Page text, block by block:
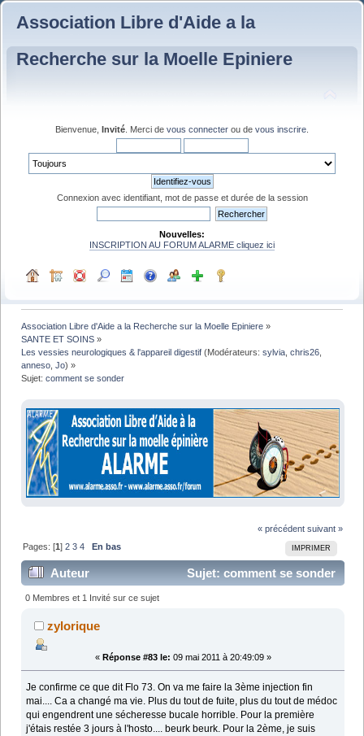
Association Libre d'Aide a la
Recherche sur la Moelle Epiniere
Bienvenue, Invité . Merci de vous connecter ou de vous inscrire
Connexion avec identifiant, mot de passe et durée de la session
Nouvelles:
INSCRIPTION AU FORUM ALARME cliquez ici
Association Libre d'Aide a la Recherche sur la Moelle Epiniere »
SANTE ET SOINS »
Les vessies neurologiques & l'appareil digestif (Modérateurs:sylvia ,chris26
anneso ,Jo) »
Sujet:comment se sonder
« précédent suivant »
IMPRIMER
Pages: [1]2 3 4 En bas
Auteur
Sujet: comment se sonder
(Lu 77103 fois)
0 Membres et 1 Invité sur ce sujet
zylorique
« Réponse #83 le: 09 mai 2011 à 20:49:09 »
Je confirme ce que dit Flo 73. On va me faire la 3ème injection fin
mai.... Ca a changé ma vie. Plus du tout de fuite, plus du tout de médoc
qui engendrent une sécheresse bucale horrible. Pour la première
j'étais restée 3 jours à l'hosto.... beurk beurk. Pour la 2ème, je suis